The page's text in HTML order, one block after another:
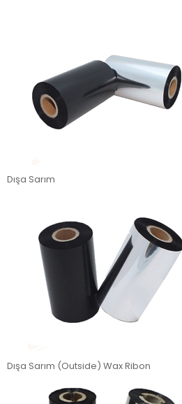
Dışa Sarım
Dışa Sarım (Outside) Wax Ribon